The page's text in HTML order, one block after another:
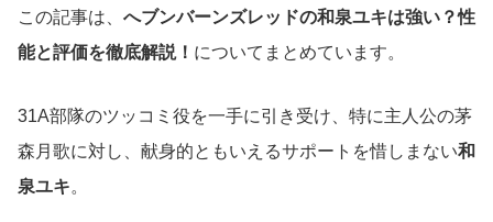
この記事は、 へブンバーンズレッドの和泉ユキは強い？性
能と評価を徹底解説！ についてまとめています。
31A部隊のツッコミ役を一手に引き受け、特に主人公の茅
森月歌に対し、献身的ともいえるサポートを惜しまない和
泉ユキ。